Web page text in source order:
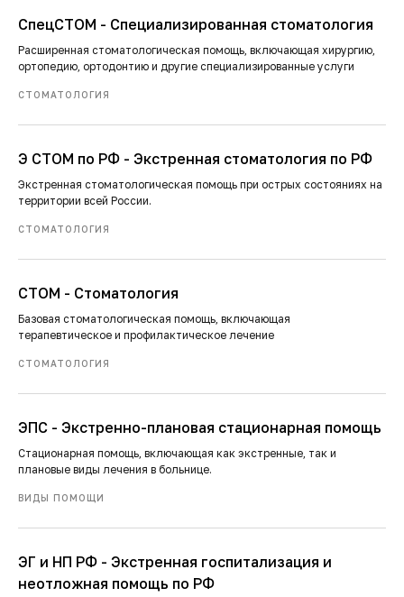
СпецСТОМ - Специализированная стоматология
Расширенная стоматологическая помощь, включающая хирургию,
ортопедию, ортодонтию и другие специализированные услуги
СТОМАТОЛОГИЯ
Э СТОМ по РФ - Экстренная стоматология по РФ
Экстренная стоматологическая помощь при острых состояниях на
территории всей России.
СТОМАТОЛОГИЯ
СТОМ - Стоматология
Базовая стоматологическая помощь, включающая
терапевтическое и профилактическое лечение
СТОМАТОЛОГИЯ
ЭПС - Экстренно-плановая стационарная помощь
Стационарная помощь, включающая как экстренные, так и
плановые виды лечения в больнице.
ВИДЫ ПОМОЩИ
ЭГ и НП РФ - Экстренная госпитализация и
неотложная помощь по РФ